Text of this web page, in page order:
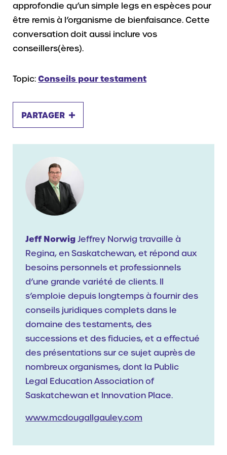
approfondie qu’un simple legs en espèces pour
être remis à l’organisme de bienfaisance. Cette
conversation doit aussi inclure vos
conseillers(ères).
Topic: Conseils pour testament
PARTAGER
Jeff Norwig Jeffrey Norwig travaille à
Regina, en Saskatchewan, et répond aux
besoins personnels et professionnels
d’une grande variété de clients. Il
s’emploie depuis longtemps à fournir des
conseils juridiques complets dans le
domaine des testaments, des
successions et des fiducies, et a effectué
des présentations sur ce sujet auprès de
nombreux organismes, dont la Public
Legal Education Association of
Saskatchewan et Innovation Place.
www.mcdougallgauley.com